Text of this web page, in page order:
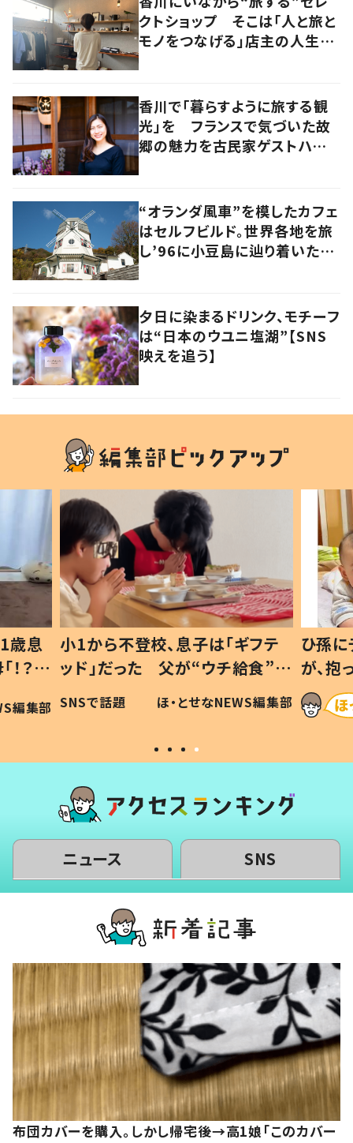
クトショップ そこは「人と旅と
モノをつなげる」店主の人生観
香川で「暮らすように旅する観
光」を フランスで気づいた故
郷の魅力を古民家ゲストハウス
“オランダ風車”を模したカフェ
はセルフビルド。世界各地を旅
し’96に小豆島に辿り着いた家
夕日に染まるドリンク、モチーフ
は“日本のウユニ塩湖”【SNS
映えを追う】
歳息
？」
編集部
小1から不登校、息子は「ギフテ
ッド」だった 父が“ウチ給食”を
作り続ける理由とは #令和の親
#令和の子
SNSで話題 ほ・とせなNEWS編集部
ひ孫
が、
「涙が
い」
ニュース SNS
布団カバーを購入。しかし帰宅後→高1娘「このカバー